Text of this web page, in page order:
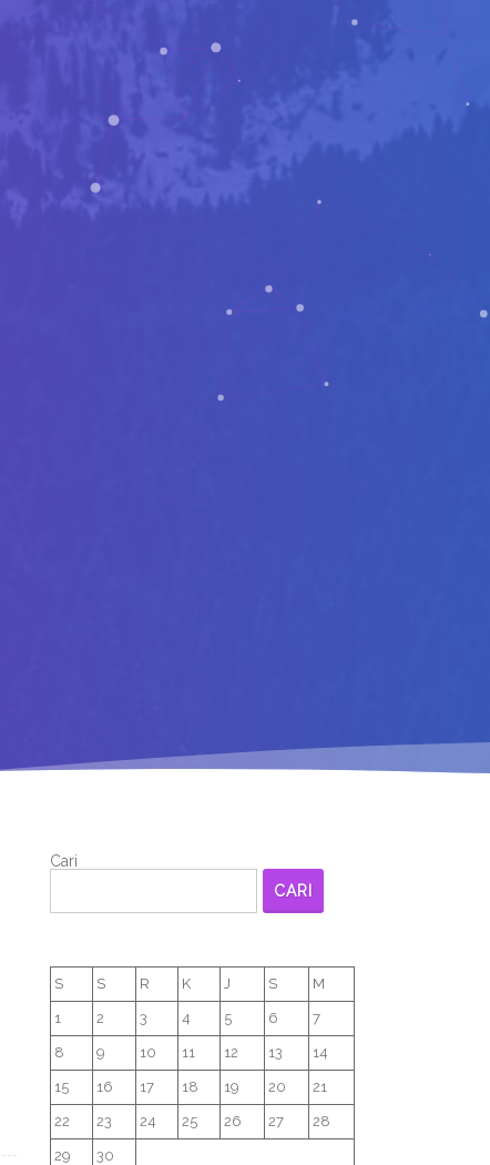
Cari
CARI
S S R K J S M
1 2 3 4 5 6 7
8 9 10 11 12 13 14
15 16 17 18 19 20 21
22 23 24 25 26 27 28
29 30